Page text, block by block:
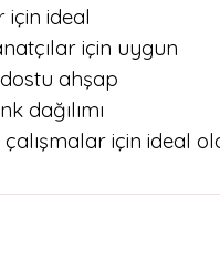
için ideal
için uygun
ahşap
dağılımı
için ideal